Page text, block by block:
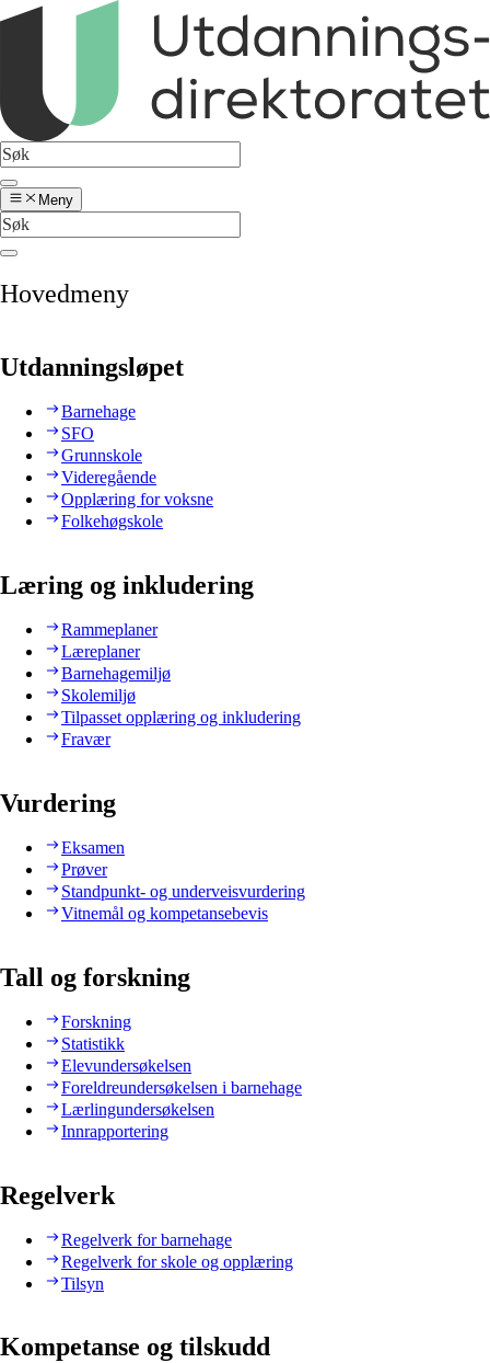
Meny
Hovedmeny
Utdanningsløpet
Barnehage
SFO
Grunnskole
Videregående
Opplæring for voksne
Folkehøgskole
Læring og inkludering
Rammeplaner
Læreplaner
Barnehagemiljø
Skolemiljø
Tilpasset opplæring og inkludering
Fravær
Vurdering
Eksamen
Prøver
Standpunkt- og underveisvurdering
Vitnemål og kompetansebevis
Tall og forskning
Forskning
Statistikk
Elevundersøkelsen
Foreldreundersøkelsen i barnehage
Lærlingundersøkelsen
Innrapportering
Regelverk
Regelverk for barnehage
Regelverk for skole og opplæring
Tilsyn
Kompetanse og tilskudd